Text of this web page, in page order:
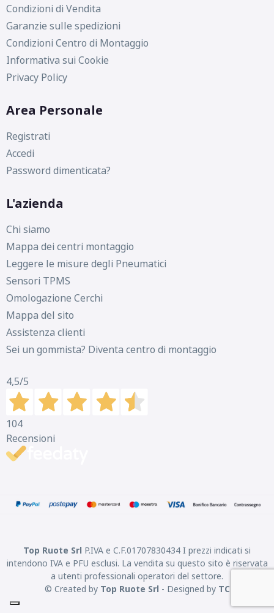
Condizioni di Vendita
Garanzie sulle spedizioni
Condizioni Centro di Montaggio
Informativa sui Cookie
Privacy Policy
Area Personale
Registrati
Accedi
Password dimenticata?
L'azienda
Chi siamo
Mappa dei centri montaggio
Leggere le misure degli Pneumatici
Sensori TPMS
Omologazione Cerchi
Mappa del sito
Assistenza clienti
Sei un gommista? Diventa centro di montaggio
4,5/5
104
Recensioni
Top Ruote Srl P.IVA e C.F.01707830434 I prezzi indicati si
intendono IVA e PFU esclusi. La vendita su questo sito è riservata
a utenti professionali operatori del settore.
© Created by Top Ruote Srl - Designed by TC